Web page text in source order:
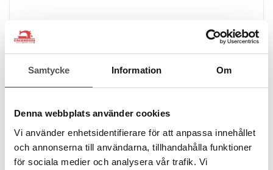
Samtycke Information Om
Denna webbplats använder cookies
Vi använder enhetsidentifierare för att anpassa innehållet
och annonserna till användarna, tillhandahålla funktioner
för sociala medier och analysera vår trafik. Vi